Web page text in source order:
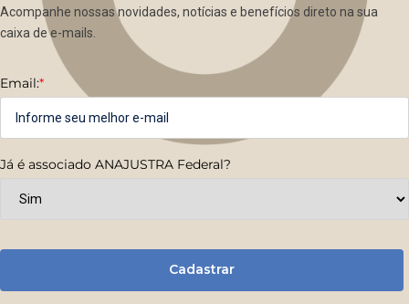
Acompanhe nossas novidades, notícias e benefícios direto na sua
caixa de e-mails.
Email:*
Já é associado ANAJUSTRA Federal?
Cadastrar